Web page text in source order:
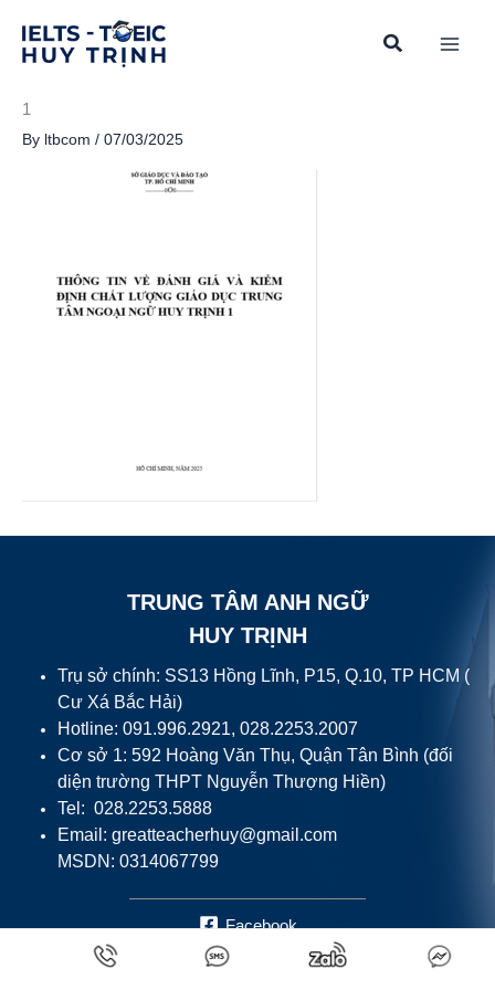
content
1
By ltbcom / 07/03/2025
TRUNG TÂM ANH NGỮ
HUY TRỊNH
Trụ sở chính: SS13 Hồng Lĩnh, P15, Q.10, TP HCM (
Cư Xá Bắc Hải)
Hotline: 091.996.2921, 028.2253.2007
Cơ sở 1: 592 Hoàng Văn Thụ, Quận Tân Bình (đối
diện trường THPT Nguyễn Thượng Hiền)
Tel: 028.2253.5888
Email: greatteacherhuy@gmail.com
MSDN: 0314067799
Facebook